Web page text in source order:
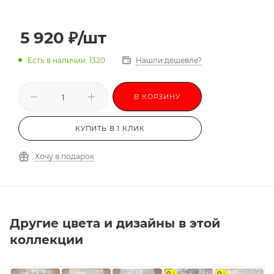
3,0х5,5
5 920 ₽/шт
Есть в наличии: 1320 Нашли дешевле?
В КОРЗИНУ
КУПИТЬ В 1 КЛИК
Хочу в подарок
Другие цвета и дизайны в этой
коллекции